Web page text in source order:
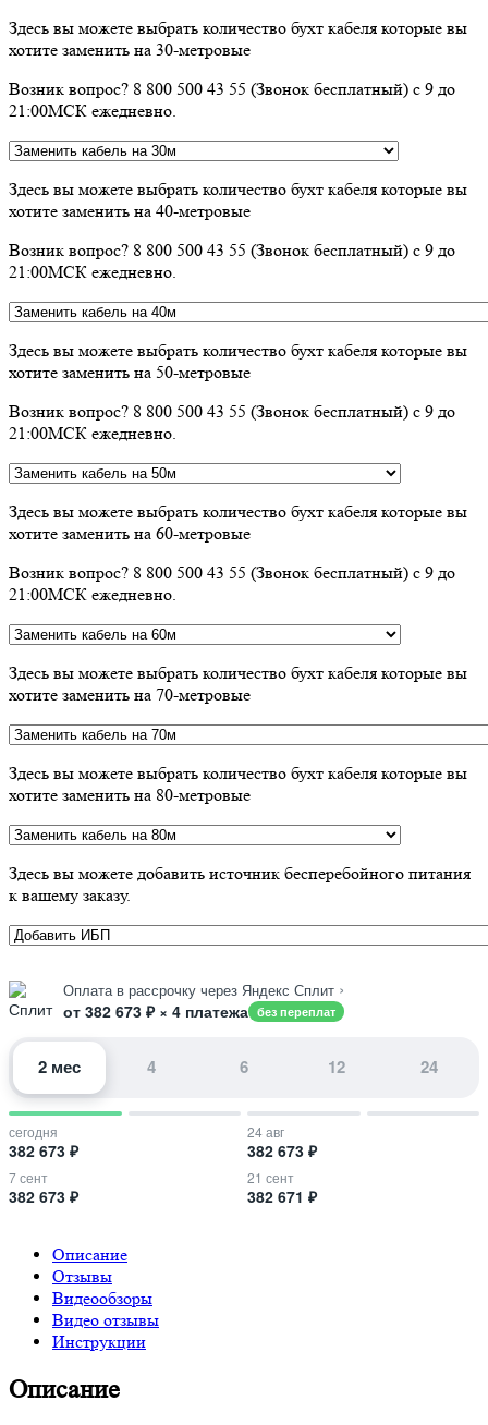
Здесь вы можете выбрать количество бухт кабеля которые вы
хотите заменить на 30-метровые
Возник вопрос? 8 800 500 43 55 (Звонок бесплатный) с 9 до
21:00МСК ежедневно.
Здесь вы можете выбрать количество бухт кабеля которые вы
хотите заменить на 40-метровые
Возник вопрос? 8 800 500 43 55 (Звонок бесплатный) с 9 до
21:00МСК ежедневно.
Здесь вы можете выбрать количество бухт кабеля которые вы
хотите заменить на 50-метровые
Возник вопрос? 8 800 500 43 55 (Звонок бесплатный) с 9 до
21:00МСК ежедневно.
Здесь вы можете выбрать количество бухт кабеля которые вы
хотите заменить на 60-метровые
Возник вопрос? 8 800 500 43 55 (Звонок бесплатный) с 9 до
21:00МСК ежедневно.
Здесь вы можете выбрать количество бухт кабеля которые вы
хотите заменить на 70-метровые
Здесь вы можете выбрать количество бухт кабеля которые вы
хотите заменить на 80-метровые
Здесь вы можете добавить источник бесперебойного питания
к вашему заказу.
Оплата в рассрочку через Яндекс Сплит ›
от 382 673 ₽ × 4 платежа без переплат
2 мес 4 6 12 24
сегодня
382 673 ₽
24 авг
382 673 ₽
7 сент
382 673 ₽
21 сент
382 671 ₽
Описание
Отзывы
Видеообзоры
Видео отзывы
Инструкции
Описание